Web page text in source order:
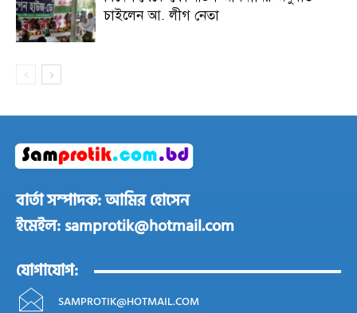
চাইলেন আ. লীগ নেতা
বার্তা সম্পাদক: আমির হোসেন
ইমেইল: samprotik@hotmail.com
যোগাযোগ:
SAMPROTIK@HOTMAIL.COM